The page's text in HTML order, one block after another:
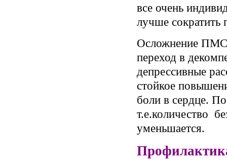
все очень
лучше сократить
Осложнение ПМС
переход в
депрессивные
стойкое
боли в сердце.
т.е.количество
уменьшается.